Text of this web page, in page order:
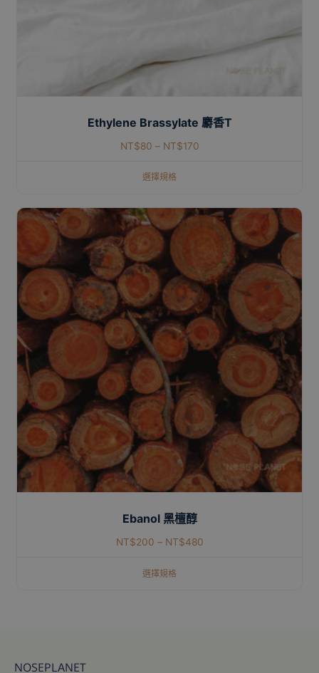
Ethylene Brassylate 麝香T
NT$80 – NT$170
選擇規格
Ebanol 黑檀醇
NT$200 – NT$480
選擇規格
NOSEPLANET